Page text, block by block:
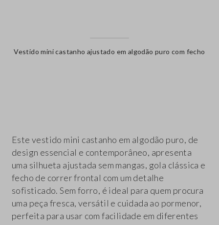
Vestido mini castanho ajustado em algodão puro com fecho
Este vestido mini castanho em algodão puro, de
design essencial e contemporâneo, apresenta
uma silhueta ajustada sem mangas, gola clássica e
fecho de correr frontal com um detalhe
sofisticado. Sem forro, é ideal para quem procura
uma peça fresca, versátil e cuidada ao pormenor,
perfeita para usar com facilidade em diferentes